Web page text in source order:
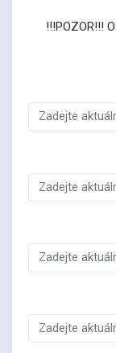
!!!POZOR!!!